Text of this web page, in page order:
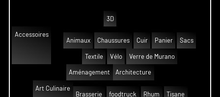
3D
Accessoires
Animaux
Chaussures Cuir Panier Sacs
Textile Vélo Verre de Murano
Aménagement Architecture
Art Culinaire
Brasserie
foodtruck Rhum Tisane